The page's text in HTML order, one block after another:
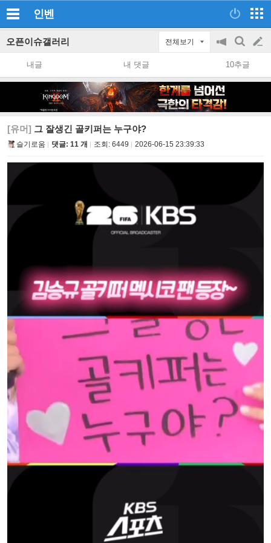
인벤
오픈이슈갤러리 전체보기
공
지
on/off
검
색
글
쓰
내글 내 댓글 10추글
[유머] 그 잘생긴 골키퍼는 누구야?
슬기로움 댓글: 11 개 조회: 6449 2026-06-15 23:39:33